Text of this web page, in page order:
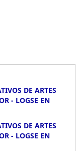
DE ARTES
- LOGSE EN
DE ARTES
- LOGSE EN